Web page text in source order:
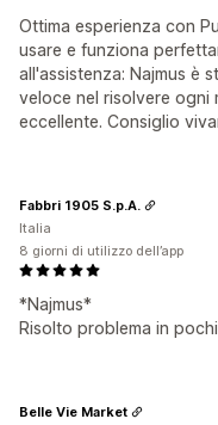
Ottima esperienza con
usare e funziona
all'assistenza: Najmus è
veloce nel risolvere ogni
eccellente. Consiglio
*Najmus*
Risolto problema in
Fabbri 1905 S.p.A.
Italia
8 giorni di utilizzo dell’app
Belle Vie Market